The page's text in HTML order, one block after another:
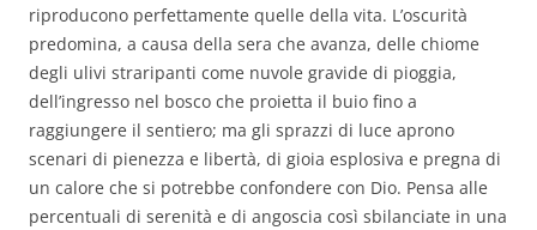
riproducono perfettamente quelle della vita. L’oscurità
predomina, a causa della sera che avanza, delle chiome
degli ulivi straripanti come nuvole gravide di pioggia,
dell’ingresso nel bosco che proietta il buio fino a
raggiungere il sentiero; ma gli sprazzi di luce aprono
scenari di pienezza e libertà, di gioia esplosiva e pregna di
un calore che si potrebbe confondere con Dio. Pensa alle
percentuali di serenità e di angoscia così sbilanciate in una